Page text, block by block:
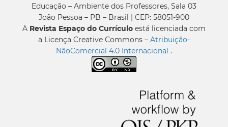
Educação – Ambiente dos Professores, Sala 03
João Pessoa – PB – Brasil | CEP: 58051-900
A Revista Espaço do Currículo está licenciada com
a Licença Creative Commons – Atribuição-
NãoComercial 4.0 Internacional .